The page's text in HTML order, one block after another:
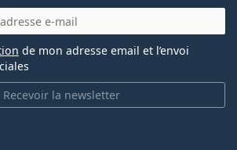
Recevoir la newsletter
de mon adresse email et l’envoi